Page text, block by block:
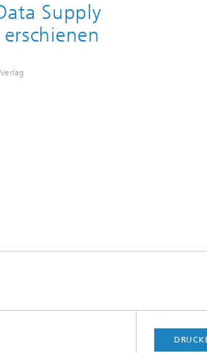
Supply